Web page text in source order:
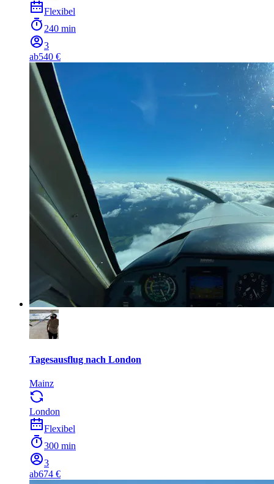
Flexibel
240 min
3
ab540 €
Tagesausflug nach London
Mainz
London
Flexibel
300 min
3
ab674 €